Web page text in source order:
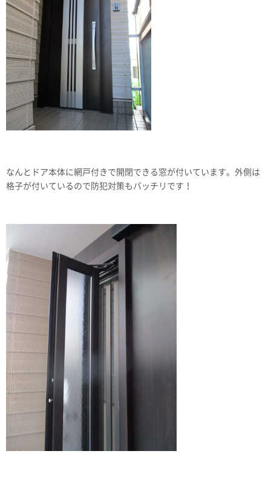
なんとドア本体に網戸付きで開閉できる窓が付いています。外側は
格子が付いているので防犯対策もバッチリです！